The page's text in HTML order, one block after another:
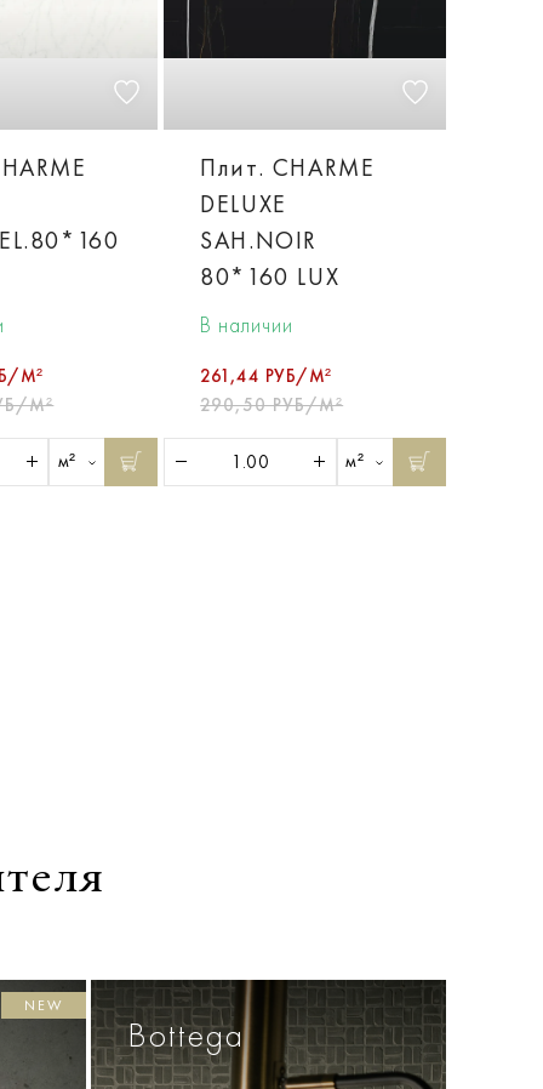
М²
М²
м²
Плит. CHARME
DELUXE
SAH.NOIR
80*160 LUX
В наличии
261,44 РУБ/М²
290,50 РУБ/М²
м²
NEW
Bottega